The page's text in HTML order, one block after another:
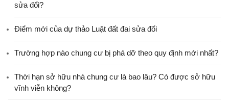
sửa đổi?
Điểm mới của dự thảo Luật đất đai sửa đổi
Trường hợp nào chung cư bị phá dỡ theo quy định mới nhất?
Thời hạn sở hữu nhà chung cư là bao lâu? Có được sở hữu
vĩnh viễn không?